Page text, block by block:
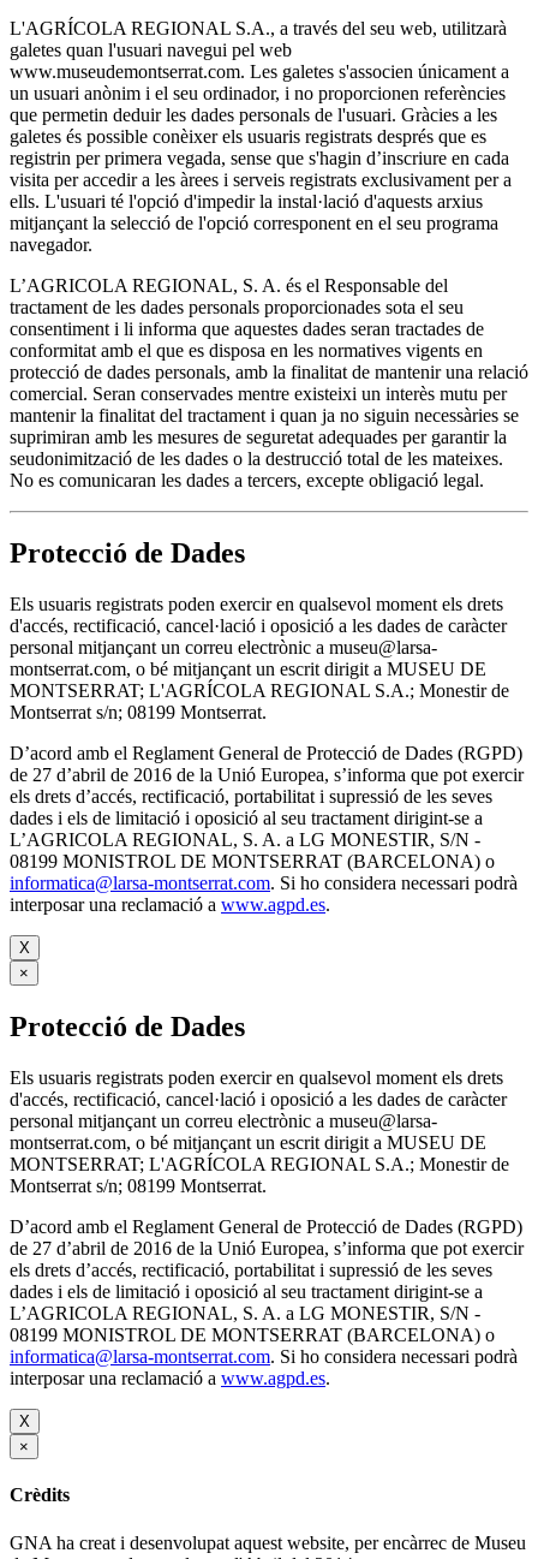
L'AGRÍCOLA REGIONAL S.A., a través del seu web, utilitzarà
galetes quan l'usuari navegui pel web
www.museudemontserrat.com. Les galetes s'associen únicament a
un usuari anònim i el seu ordinador, i no proporcionen referències
que permetin deduir les dades personals de l'usuari. Gràcies a les
galetes és possible conèixer els usuaris registrats després que es
registrin per primera vegada, sense que s'hagin d’inscriure en cada
visita per accedir a les àrees i serveis registrats exclusivament per a
ells. L'usuari té l'opció d'impedir la instal·lació d'aquests arxius
mitjançant la selecció de l'opció corresponent en el seu programa
navegador.
L’AGRICOLA REGIONAL, S. A. és el Responsable del
tractament de les dades personals proporcionades sota el seu
consentiment i li informa que aquestes dades seran tractades de
conformitat amb el que es disposa en les normatives vigents en
protecció de dades personals, amb la finalitat de mantenir una relació
comercial. Seran conservades mentre existeixi un interès mutu per
mantenir la finalitat del tractament i quan ja no siguin necessàries se
suprimiran amb les mesures de seguretat adequades per garantir la
seudonimització de les dades o la destrucció total de les mateixes.
No es comunicaran les dades a tercers, excepte obligació legal.
Protecció de Dades
Els usuaris registrats poden exercir en qualsevol moment els drets
d'accés, rectificació, cancel·lació i oposició a les dades de caràcter
personal mitjançant un correu electrònic a museu@larsa-
montserrat.com, o bé mitjançant un escrit dirigit a MUSEU DE
MONTSERRAT; L'AGRÍCOLA REGIONAL S.A.; Monestir de
Montserrat s/n; 08199 Montserrat.
D’acord amb el Reglament General de Protecció de Dades (RGPD)
de 27 d’abril de 2016 de la Unió Europea, s’informa que pot exercir
els drets d’accés, rectificació, portabilitat i supressió de les seves
dades i els de limitació i oposició al seu tractament dirigint-se a
L’AGRICOLA REGIONAL, S. A. a LG MONESTIR, S/N -
08199 MONISTROL DE MONTSERRAT (BARCELONA) o
informatica@larsa-montserrat.com. Si ho considera necessari podrà
interposar una reclamació a www.agpd.es.
X
×
Protecció de Dades
Els usuaris registrats poden exercir en qualsevol moment els drets
d'accés, rectificació, cancel·lació i oposició a les dades de caràcter
personal mitjançant un correu electrònic a museu@larsa-
montserrat.com, o bé mitjançant un escrit dirigit a MUSEU DE
MONTSERRAT; L'AGRÍCOLA REGIONAL S.A.; Monestir de
Montserrat s/n; 08199 Montserrat.
D’acord amb el Reglament General de Protecció de Dades (RGPD)
de 27 d’abril de 2016 de la Unió Europea, s’informa que pot exercir
els drets d’accés, rectificació, portabilitat i supressió de les seves
dades i els de limitació i oposició al seu tractament dirigint-se a
L’AGRICOLA REGIONAL, S. A. a LG MONESTIR, S/N -
08199 MONISTROL DE MONTSERRAT (BARCELONA) o
informatica@larsa-montserrat.com. Si ho considera necessari podrà
interposar una reclamació a www.agpd.es.
X
×
Crèdits
GNA ha creat i desenvolupat aquest website, per encàrrec de Museu